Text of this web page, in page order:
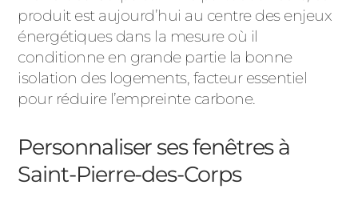
produit est aujourd’hui au centre des enjeux
énergétiques dans la mesure où il
conditionne en grande partie la bonne
isolation des logements, facteur essentiel
pour réduire l’empreinte carbone.
Personnaliser ses fenêtres à
Saint-Pierre-des-Corps